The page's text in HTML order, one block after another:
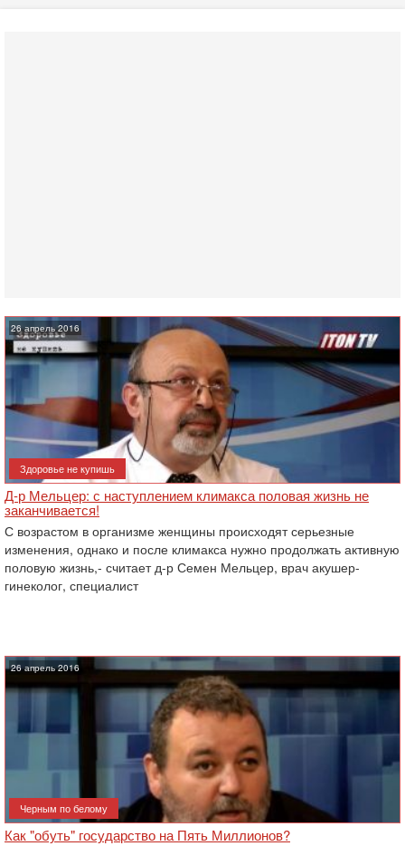
26 апрель 2016
Здоровье не купишь
Д-р Мельцер: с наступлением климакса половая жизнь не
заканчивается!
С возрастом в организме женщины происходят серьезные
изменения, однако и после климакса нужно продолжать активную
половую жизнь,- считает д-р Семен Мельцер, врач акушер-
гинеколог, специалист
26 апрель 2016
Черным по белому
Как "обуть" государство на Пять Миллионов?